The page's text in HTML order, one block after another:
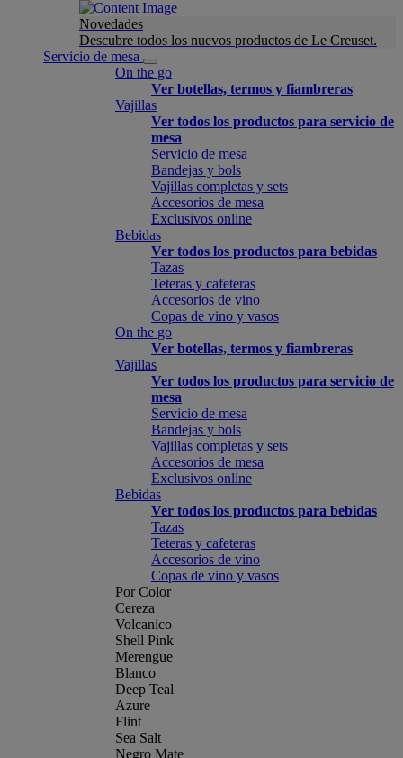
Novedades
Descubre todos los nuevos productos de Le Creuset.
Servicio de mesa
On the go
Ver botellas, termos y fiambreras
Vajillas
Ver todos los productos para servicio de
mesa
Servicio de mesa
Bandejas y bols
Vajillas completas y sets
Accesorios de mesa
Exclusivos online
Bebidas
Ver todos los productos para bebidas
Tazas
Teteras y cafeteras
Accesorios de vino
Copas de vino y vasos
On the go
Ver botellas, termos y fiambreras
Vajillas
Ver todos los productos para servicio de
mesa
Servicio de mesa
Bandejas y bols
Vajillas completas y sets
Accesorios de mesa
Exclusivos online
Bebidas
Ver todos los productos para bebidas
Tazas
Teteras y cafeteras
Accesorios de vino
Copas de vino y vasos
Por Color
Cereza
Volcanico
Shell Pink
Merengue
Blanco
Deep Teal
Azure
Flint
Sea Salt
Negro Mate